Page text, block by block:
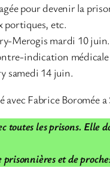
pour devenir la
portiques, etc.
Merogis mardi 10
indication médicale
samedi 14 juin.
Fabrice Boromée
toutes les prisons.
et de